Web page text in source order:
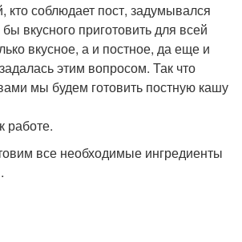
соблюдает пост, задумывался
вкусного приготовить для всей
вкусное, а и постное, да еще и
этим вопросом. Так что
мы будем готовить постную кашу
работе.
все необходимые ингредиенты